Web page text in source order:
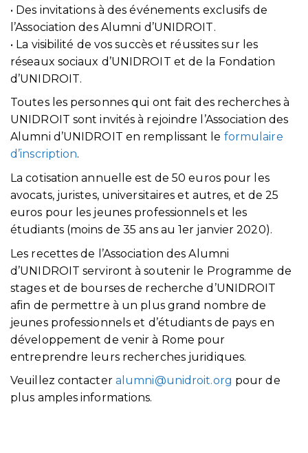
• Des invitations à des événements exclusifs de
l’Association des Alumni d’UNIDROIT.
• La visibilité de vos succès et réussites sur les
réseaux sociaux d’UNIDROIT et de la Fondation
d’UNIDROIT.
Toutes les personnes qui ont fait des recherches à
UNIDROIT sont invités à rejoindre l’Association des
Alumni d’UNIDROIT en remplissant le formulaire
d’inscription.
La cotisation annuelle est de 50 euros pour les
avocats, juristes, universitaires et autres, et de 25
euros pour les jeunes professionnels et les
étudiants (moins de 35 ans au 1er janvier 2020).
Les recettes de l’Association des Alumni
d’UNIDROIT serviront à soutenir le Programme de
stages et de bourses de recherche d’UNIDROIT
afin de permettre à un plus grand nombre de
jeunes professionnels et d’étudiants de pays en
développement de venir à Rome pour
entreprendre leurs recherches juridiques.
Veuillez contacter alumni@unidroit.org pour de
plus amples informations.